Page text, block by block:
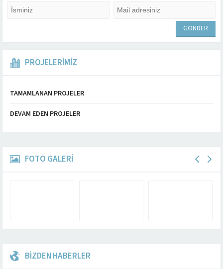
PROJELERİMİZ
TAMAMLANAN PROJELER
DEVAM EDEN PROJELER
FOTO GALERİ
BİZDEN HABERLER